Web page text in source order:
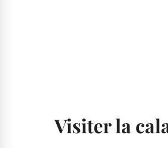
Visiter la